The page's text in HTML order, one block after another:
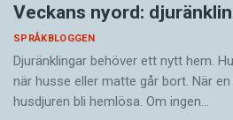
Veckans nyord:
SPRÅKBLOGGEN
Djuränklingar behöver ett nytt hem.
när husse eller matte går bort. När
husdjuren bli hemlösa. Om ingen…